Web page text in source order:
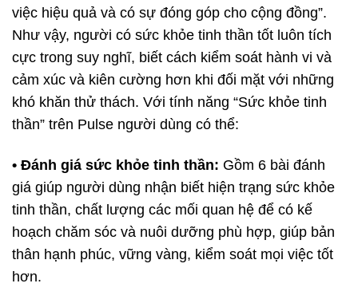
việc hiệu quả và có sự đóng góp cho cộng đồng”.
Như vậy, người có sức khỏe tinh thần tốt luôn tích
cực trong suy nghĩ, biết cách kiểm soát hành vi và
cảm xúc và kiên cường hơn khi đối mặt với những
khó khăn thử thách. Với tính năng “Sức khỏe tinh
thần” trên Pulse người dùng có thể:
• Đánh giá sức khỏe tinh thần: Gồm 6 bài đánh
giá giúp người dùng nhận biết hiện trạng sức khỏe
tinh thần, chất lượng các mối quan hệ để có kế
hoạch chăm sóc và nuôi dưỡng phù hợp, giúp bản
thân hạnh phúc, vững vàng, kiểm soát mọi việc tốt
hơn.